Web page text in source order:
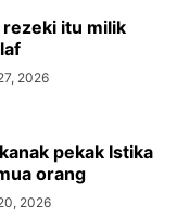
rezeki itu milik
2026
pekak Istika
orang
2026